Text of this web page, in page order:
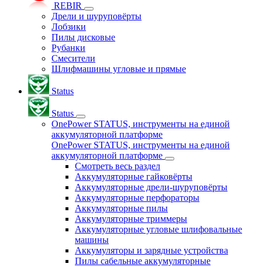
REBIR
Дрели и шуруповёрты
Лобзики
Пилы дисковые
Рубанки
Смесители
Шлифмашины угловые и прямые
Status
Status
OnePower STATUS, инструменты на единой
аккумуляторной платформе
OnePower STATUS, инструменты на единой
аккумуляторной платформе
Смотреть весь раздел
Аккумуляторные гайковёрты
Аккумуляторные дрели-шуруповёрты
Аккумуляторные перфораторы
Аккумуляторные пилы
Аккумуляторные триммеры
Аккумуляторные угловые шлифовальные
машины
Аккумуляторы и зарядные устройства
Пилы сабельные аккумуляторные